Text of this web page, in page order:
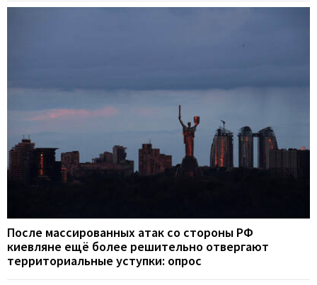
После массированных атак со стороны РФ
киевляне ещё более решительно отвергают
территориальные уступки: опрос